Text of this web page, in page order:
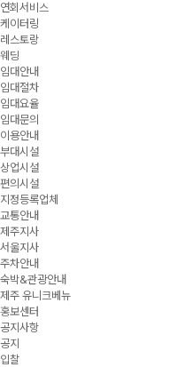
연회서비스
케이터링
레스토랑
웨딩
임대안내
임대절차
임대요율
임대문의
이용안내
부대시설
상업시설
편의시설
지정등록업체
교통안내
제주지사
서울지사
주차안내
숙박&관광안내
제주 유니크베뉴
홍보센터
공지사항
공지
입찰